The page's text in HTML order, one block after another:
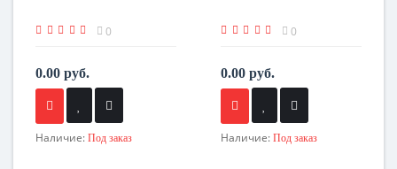
0
0.00 руб.
Наличие: Под заказ
0
0.00 руб.
Наличие: Под заказ